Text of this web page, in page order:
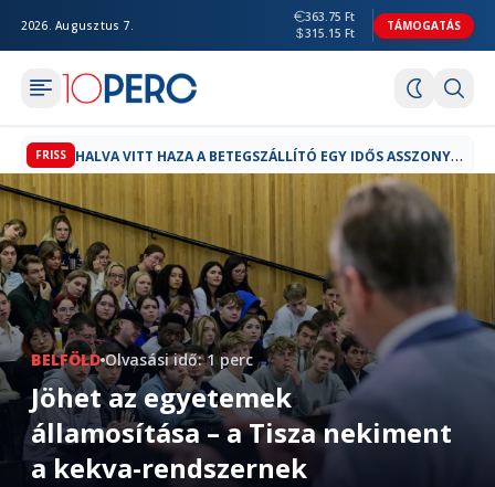
2026. Augusztus 7.
363.75 Ft
315.15 Ft
TÁMOGATÁS
FRISS H
ALVA VITT HAZA A BETEGSZÁLLÍTÓ EGY IDŐS ASSZONYT HATVANBAN
BELFÖLD Olvasási idő: 1 perc
Jöhet az egyetemek
államosítása – a Tisza nekiment
a kekva-rendszernek